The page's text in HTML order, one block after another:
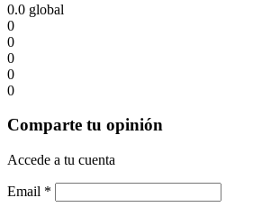
0.0 global
0
0
0
0
0
Comparte tu opinión
Accede a tu cuenta
Email *